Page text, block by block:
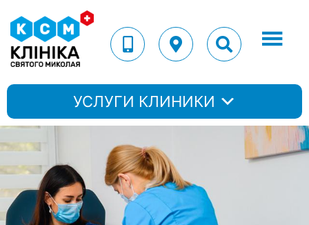
УСЛУГИ КЛИНИКИ